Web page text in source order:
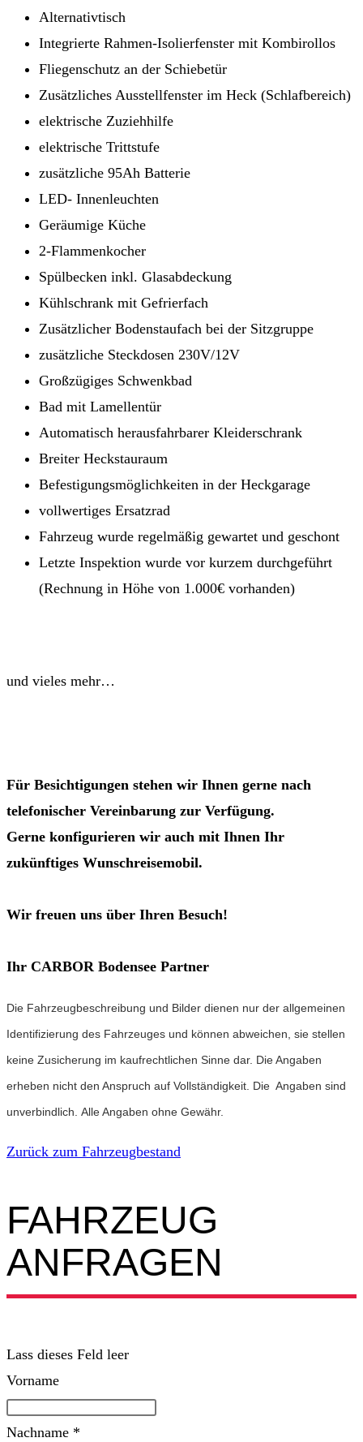
Alternativtisch
Integrierte Rahmen-Isolierfenster mit Kombirollos
Fliegenschutz an der Schiebetür
Zusätzliches Ausstellfenster im Heck (Schlafbereich)
elektrische Zuziehhilfe
elektrische Trittstufe
zusätzliche 95Ah Batterie
LED- Innenleuchten
Geräumige Küche
2-Flammenkocher
Spülbecken inkl. Glasabdeckung
Kühlschrank mit Gefrierfach
Zusätzlicher Bodenstaufach bei der Sitzgruppe
zusätzliche Steckdosen 230V/12V
Großzügiges Schwenkbad
Bad mit Lamellentür
Automatisch herausfahrbarer Kleiderschrank
Breiter Heckstauraum
Befestigungsmöglichkeiten in der Heckgarage
vollwertiges Ersatzrad
Fahrzeug wurde regelmäßig gewartet und geschont
Letzte Inspektion wurde vor kurzem durchgeführt
(Rechnung in Höhe von 1.000€ vorhanden)
und vieles mehr…
Für Besichtigungen stehen wir Ihnen gerne nach
telefonischer Vereinbarung zur Verfügung.
Gerne konfigurieren wir auch mit Ihnen Ihr
zukünftiges Wunschreisemobil.
Wir freuen uns über Ihren Besuch!
Ihr CARBOR Bodensee Partner
Die Fahrzeugbeschreibung und Bilder dienen nur der allgemeinen
Identifizierung des Fahrzeuges und können abweichen, sie stellen
keine Zusicherung im kaufrechtlichen Sinne dar. Die Angaben
erheben nicht den Anspruch auf Vollständigkeit. Die Angaben sind
unverbindlich. Alle Angaben ohne Gewähr.
Zurück zum Fahrzeugbestand
FAHRZEUG
ANFRAGEN​
Lass dieses Feld leer
Vorname
Nachname *